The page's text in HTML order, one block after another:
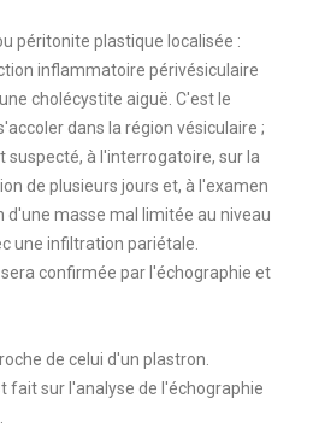
péritonite plastique localisée :
inflammatoire périvésiculaire
cholécystite aiguë. C'est le
dans la région vésiculaire ;
suspecté, à l'interrogatoire, sur la
de plusieurs jours et, à l'examen
d'une masse mal limitée au niveau
une infiltration pariétale.
confirmée par l'échographie et
de celui d'un plastron.
fait sur l'analyse de l'échographie